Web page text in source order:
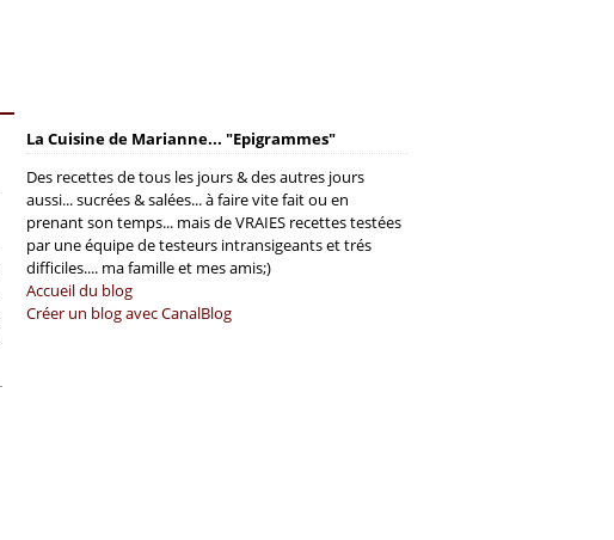
La Cuisine de Marianne... "Epigrammes"
Des recettes de tous les jours & des autres jours
aussi... sucrées & salées... à faire vite fait ou en
prenant son temps... mais de VRAIES recettes testées
par une équipe de testeurs intransigeants et trés
difficiles.... ma famille et mes amis;)
Accueil du blog
Créer un blog avec CanalBlog